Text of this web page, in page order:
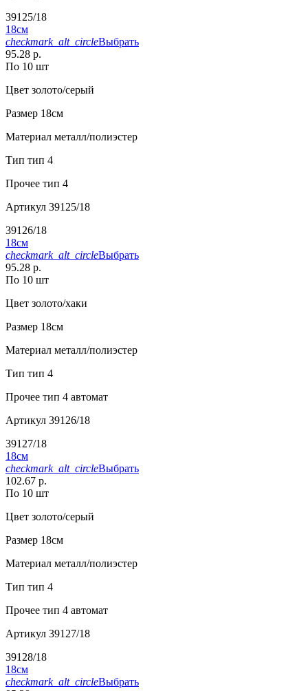
39125/18
18см
checkmark_alt_circleВыбрать
95.28 р.
По 10 шт
Цвет золото/серый
Размер 18см
Материал металл/полиэстер
Тип тип 4
Прочее тип 4
Артикул 39125/18
39126/18
18см
checkmark_alt_circleВыбрать
95.28 р.
По 10 шт
Цвет золото/хаки
Размер 18см
Материал металл/полиэстер
Тип тип 4
Прочее тип 4 автомат
Артикул 39126/18
39127/18
18см
checkmark_alt_circleВыбрать
102.67 р.
По 10 шт
Цвет золото/серый
Размер 18см
Материал металл/полиэстер
Тип тип 4
Прочее тип 4 автомат
Артикул 39127/18
39128/18
18см
checkmark_alt_circleВыбрать